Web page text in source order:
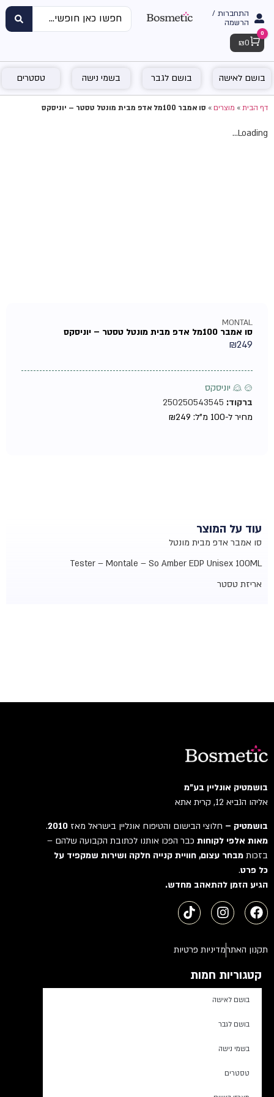
התחברות /
הרשמה
Cart
0
₪ 0
בושם לאישה בושם לגבר בשמי נישה טסטרים
דף הבית»מוצרים»סו אמבר 100מל אדפ מבית מונטל טסטר – יוניסקס
Loading...
MONTAL
סו אמבר 100מל אדפ מבית מונטל טסטר – יוניסקס
₪249
♂ ♀ יוניסקס
ברקוד:250250543545
מחיר ל-100 מ"ל:
₪249
עוד על המוצר
סו אמבר אדפ מבית מונטל
Tester – Montale – So Amber EDP Unisex 100ML
אריזת טסטר
בושמטיק אונליין בע"מ
אליהו הנביא 12, קרית אתא
בושמטיק –חלוצי הבישום והטיפוח אונליין בישראל מאז2010
.
מאות אלפי לקוחותכבר הפכו אותנו לכתובת הקבועה שלהם –
בזכותמבחר עצום, חוויית קנייה חלקה ושירות שמקפיד על
כל פרט.
הגיע הזמן להתאהב מחדש.
תקנון האתרמדיניות פרטיות
קטגוריות חמות
בושם לאישה
בושם לגבר
בשמי נישה
טסטרים